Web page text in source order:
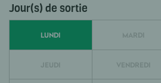
Jour(s) de sortie
LUNDI MARDI
JEUDI VENDREDI